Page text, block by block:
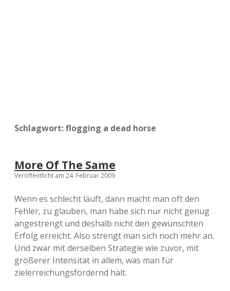
Schlagwort:flogging a dead horse
More Of The Same
Veröffentlicht am 24. Februar 2009
Wenn es schlecht läuft, dann macht man oft den
Fehler, zu glauben, man habe sich nur nicht genug
angestrengt und deshalb nicht den gewünschten
Erfolg erreicht. Also strengt man sich noch mehr an.
Und zwar mit derselben Strategie wie zuvor, mit
größerer Intensität in allem, was man für
zielerreichungsfördernd hält.